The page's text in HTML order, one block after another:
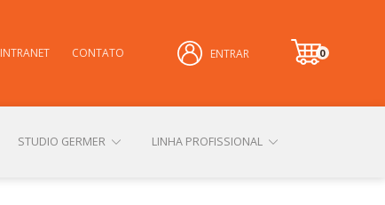
INTRANET CONTATO ENTRAR
0
it
STUDIO GERMER LINHA PROFISSIONAL